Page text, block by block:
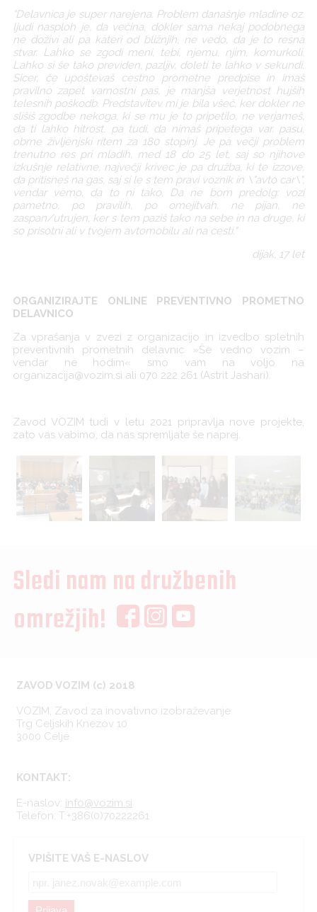
"Delavnica je super narejena. Problem današnje mladine oz.
ljudi nasploh je, da večina, dokler sama nekaj podobnega
ne doživi ali pa kateri od bližnjih, ne vedo, da je to resna
stvar. Lahko se zgodi meni, tebi, njemu, njim, komurkoli.
Lahko si še tako previden, pazljiv, doleti te lahko v sekundi.
Sicer, če upoštevaš cestno prometne predpise in imaš
pravilno zapet varnostni pas, je manjša verjetnost hujših
telesnih poškodb. Predstavitev mi je bila všeč, ker dokler ne
slišiš zgodbe nekoga, ki se mu je to pripetilo, ne verjameš,
da ti lahko hitrost, pa tudi, da nimaš pripetega var. pasu,
obrne življenjski ritem za 180 stopinj. Je pa večji problem
trenutno res pri mladih, med 18 do 25 let, saj so njihove
izkušnje relativne, največji krivec je pa družba, ki te izzove,
da pritisneš na gas, saj si le s tem pravi voznik in \"avto car\",
vendar vemo, da to ni tako. Da ne bom predolg: vozi
pametno, po pravilih, po omejitvah, ne pijan, ne
zaspan/utrujen, ker s tem paziš tako na sebe in na druge, ki
so prisotni ali v tvojem avtomobilu ali na cesti."
dijak, 17 let
ORGANIZIRAJTE ONLINE PREVENTIVNO PROMETNO
DELAVNICO
Za vprašanja v zvezi z organizacijo in izvedbo spletnih
preventivnih prometnih delavnic »Še vedno vozim –
vendar ne hodim« smo vam na voljo na
organizacija@vozim.si ali 070 222 261 (Astrit Jashari).
Zavod VOZIM tudi v letu 2021 pripravlja nove projekte,
zato vas vabimo, da nas spremljate še naprej.
Sledi nam na družbenih
omrežjih!
ZAVOD VOZIM (c) 2018
VOZIM, Zavod za inovativno izobraževanje
Trg Celjskih Knezov 10
3000 Celje
KONTAKT:
E-naslov: info@vozim.si
Telefon: T:+386(0)70222261
VPIŠITE VAŠ E-NASLOV